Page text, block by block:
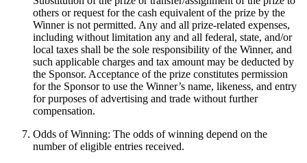
others or request for the cash equivalent of the prize by the
Winner is not permitted. Any and all prize-related expenses,
including without limitation any and all federal, state, and/or
local taxes shall be the sole responsibility of the Winner, and
such applicable charges and tax amount may be deducted by
the Sponsor. Acceptance of the prize constitutes permission
for the Sponsor to use the Winner’s name, likeness, and entry
for purposes of advertising and trade without further
compensation.
Odds of Winning: The odds of winning depend on the
number of eligible entries received.